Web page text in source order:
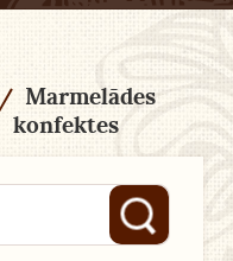
/ Marmelādes
konfektes